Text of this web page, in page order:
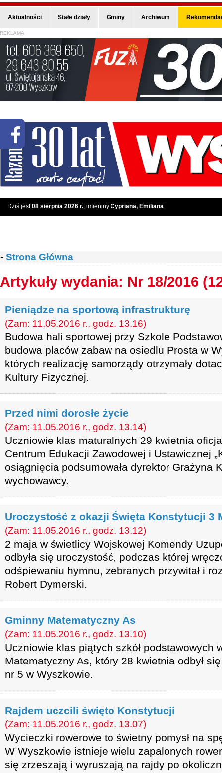
Aktualności Stałe działy Gminy Archiwum
REKLAMA
Dziś jest08 sierpnia 2026 r., imieniny Cypriana, Emiliana
- Strona Główna
Artykuły wydania: Nr 18/2016
Pieniądze na sportową infrastrukturę
(Zam: 11.05.2016 r., godz. 13.16)
Budowa hali sportowej przy Szkole
budowa placów zabaw na osiedlu Prosta w
których realizację samorządy otrzymały
Kultury Fizycznej.
Przed nimi dorosłe życie
(Zam: 11.05.2016 r., godz. 13.14)
Uczniowie klas maturalnych 29 kwietnia
Centrum Edukacji Zawodowej i Ustawicznej
osiągnięcia podsumowała dyrektor Grażyna
wychowawcy.
Uroczystość z okazji Święta Konstytucji 3
(Zam: 11.05.2016 r., godz. 13.12)
2 maja w świetlicy Wojskowej Komendy
odbyła się uroczystość, podczas której
odśpiewaniu hymnu, zebranych przywitał i
Robert Dymerski.
Gminny Matematyczny As
(Zam: 11.05.2016 r., godz. 13.10)
Uczniowie klas piątych szkół podstawowych
Matematyczny As, który 28 kwietnia odbył
nr 5 w Wyszkowie.
Rajdem uczcili święto Konstytucji
(Zam: 11.05.2016 r., godz. 13.07)
Wycieczki rowerowe to świetny pomysł na
W Wyszkowie istnieje wielu zapalonych
się zrzeszają i wyruszają na rajdy po